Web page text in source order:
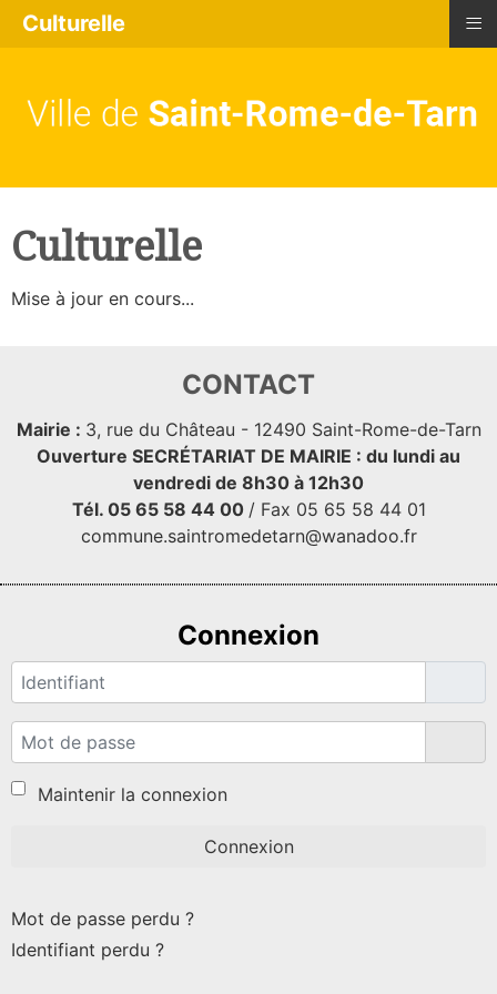
Culturelle
Mise à jour en cours...
CONTACT
Mairie : 3, rue du Château - 12490 Saint-Rome-de-Tarn
Ouverture SECRÉTARIAT DE MAIRIE : du lundi au
vendredi de 8h30 à 12h30
Tél. 05 65 58 44 00 / Fax 05 65 58 44 01
commune.saintromedetarn@wanadoo.fr
Connexion
Identifiant
Mot de passe
Maintenir la connexion
Connexion
Mot de passe perdu ?
Identifiant perdu ?
Culturelle ≡